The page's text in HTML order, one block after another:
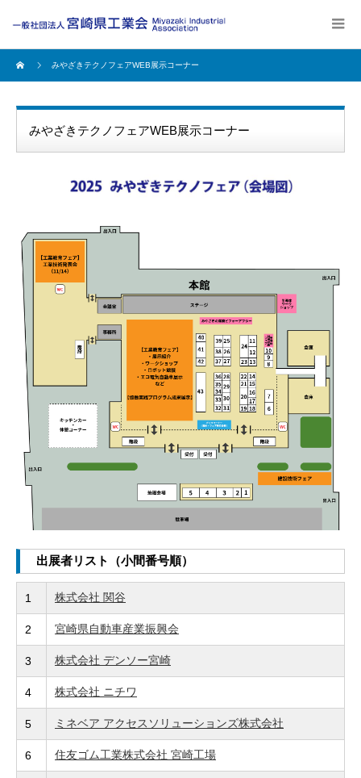
みやざきテクノフェアWEB展示コーナー
みやざきテクノフェアWEB展示コーナー
出展者リスト（小間番号順）
1 株式会社 関谷
2 宮崎県自動車産業振興会
3 株式会社 デンソー宮崎
4 株式会社 ニチワ
5 ミネベア アクセスソリューションズ株式会社
6 住友ゴム工業株式会社 宮崎工場